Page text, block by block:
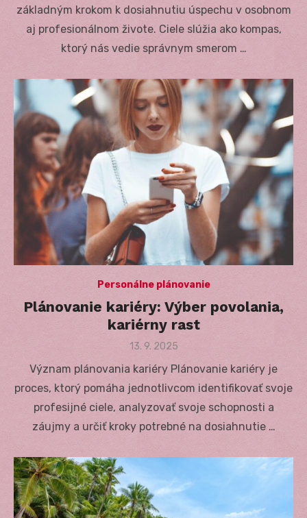
základným krokom k dosiahnutiu úspechu v osobnom
aj profesionálnom živote. Ciele slúžia ako kompas,
ktorý nás vedie správnym smerom …
Personálne plánovanie
Plánovanie kariéry: Výber povolania,
kariérny rast
Posted
13. 9. 2025
Význam plánovania kariéry Plánovanie kariéry je
proces, ktorý pomáha jednotlivcom identifikovať svoje
profesijné ciele, analyzovať svoje schopnosti a
záujmy a určiť kroky potrebné na dosiahnutie …